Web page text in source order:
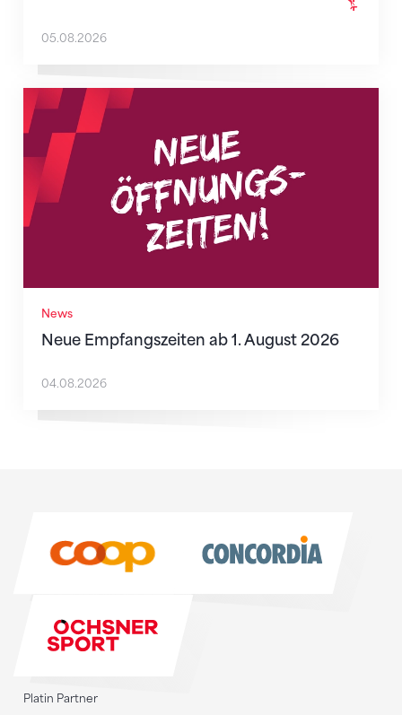
05.08.2026
News
Neue Empfangszeiten ab 1. August 2026
Neue Empfangszeiten ab 1. August 2026
04.08.2026
Platin Partner